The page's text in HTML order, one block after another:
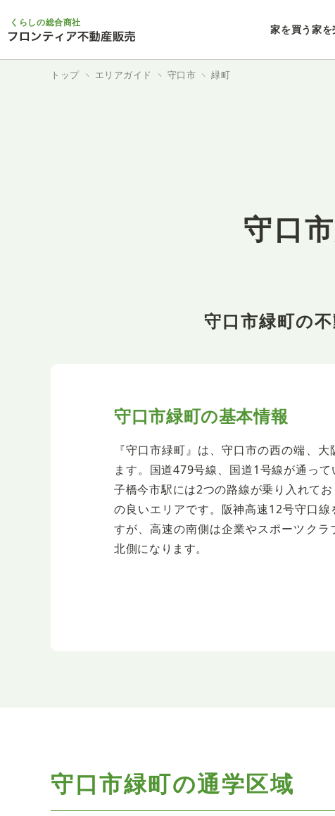
くらしの総合商社
家を買う 家を
トップ エリアガイド 守口市 緑町
守口
守口市緑町の
守口市緑町の基本情報
『守口市緑町』は、守口市の西の端、
ます。国道479号線、国道1号線が通っ
子橋今市駅には2つの路線が乗り入れて
の良いエリアです。阪神高速12号守口線
すが、高速の南側は企業やスポーツク
北側になります。
守口市緑町の通学区域